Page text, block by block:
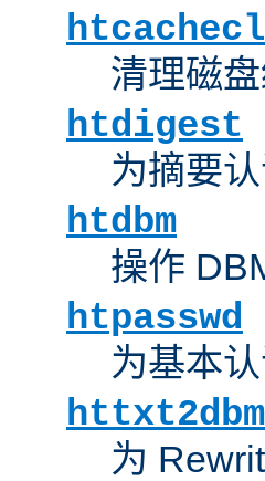
清理磁盘
htdigest
为摘要
htdbm
操作
htpasswd
为基本
httxt2dbm
为